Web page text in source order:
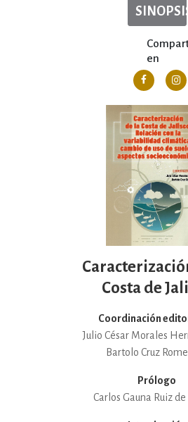
SINOPSIS
en
Costa de
Coordinación
Julio César Morales
Bartolo Cruz
Prólogo
Carlos Gauna Ruiz de